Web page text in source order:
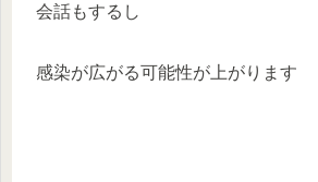
会話もするし
感染が広がる可能性が上がります